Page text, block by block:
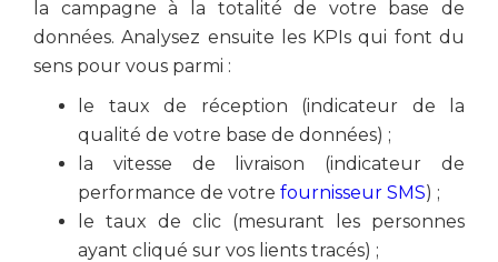
la campagne à la totalité de votre base de
données. Analysez ensuite les KPIs qui font du
sens pour vous parmi :
le taux de réception (indicateur de la
qualité de votre base de données) ;
la vitesse de livraison (indicateur de
performance de votre fournisseur SMS) ;
le taux de clic (mesurant les personnes
ayant cliqué sur vos lients tracés) ;